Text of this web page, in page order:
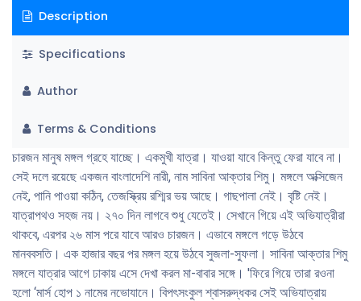
Description
Specifications
Author
Terms & Conditions
চারজন মানুষ মঙ্গল গ্রহে যাচ্ছে। একমুখী যাত্রা। যাওয়া যাবে কিন্তু ফেরা যাবে না।
সেই দলে রয়েছে একজন বাংলাদেশি নারী, নাম সাবিনা আক্তার শিমু। মঙ্গলে অক্সিজেন
নেই, পানি পাওয়া কঠিন, তেজস্ক্রিয় রশ্মির ভয় আছে। গাছপালা নেই। বৃষ্টি নেই।
যাত্রাপথও সহজ নয়। ২৭০ দিন লাগবে শুধু যেতেই। সেখানে গিয়ে এই অভিযাত্রীরা
থাকবে, এরপর ২৬ মাস পরে যাবে আরও চারজন। এভাবে মঙ্গলে গড়ে উঠবে
মানববসতি। এক হাজার বছর পর মঙ্গল হয়ে উঠবে সুজলা-সুফলা। সাবিনা আক্তার শিমু
মঙ্গলে যাত্রার আগে ঢাকায় এসে দেখা করল মা-বাবার সঙ্গে। 'ফিরে গিয়ে তারা রওনা
হলাে ‘মার্স হােপ ১ নামের নভােযানে। বিপৎসংকুল শ্বাসরুদ্ধকর সেই অভিযাত্রায়